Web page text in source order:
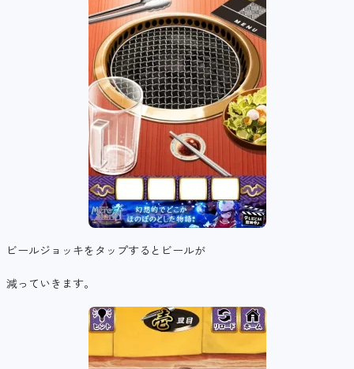
ビールジョッキをタップするとビールが
減っていきます。